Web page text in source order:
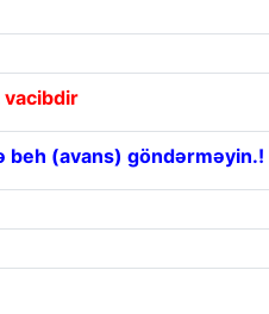
vacibdir
beh (avans) göndərməyin.!